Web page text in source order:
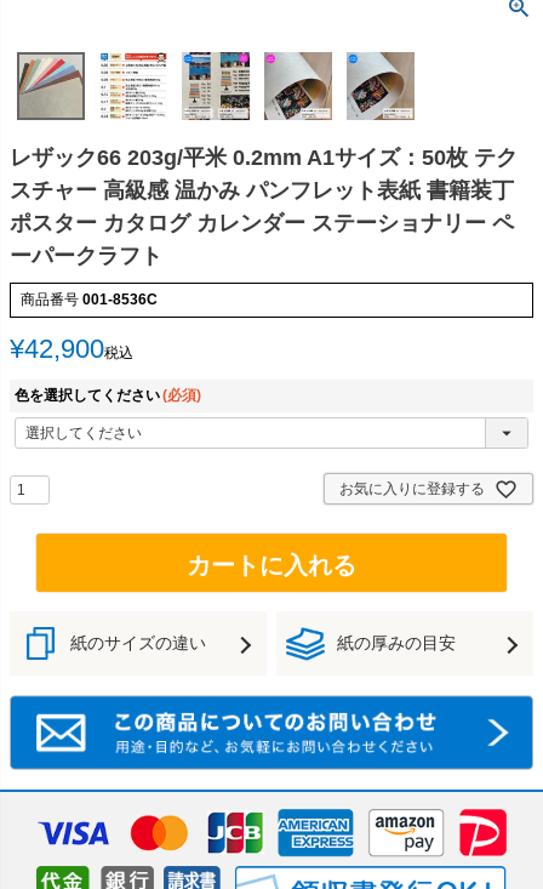
レザック66 203g/平米 0.2mm A1サイズ：50枚 テク
スチャー 高級感 温かみ パンフレット表紙 書籍装丁
ポスター カタログ カレンダー ステーショナリー ペ
ーパークラフト
商品番号 001-8536C
¥42,900税込
色を選択してください(必須)
お気に入りに登録する
カートに入れる
紙のサイズの違い 紙の厚みの目安